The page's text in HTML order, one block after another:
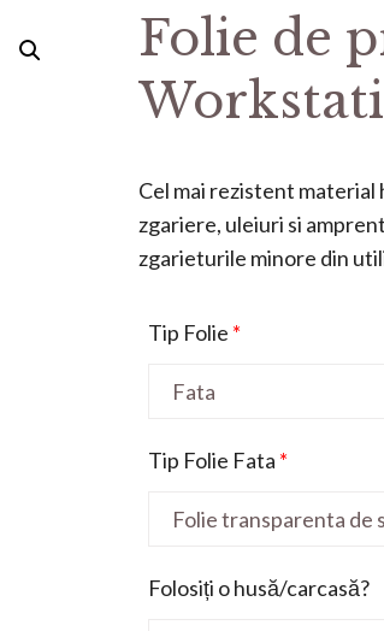
Folie de
Cel mai rezistent
zgariere, uleiuri si
zgarieturile minore din
Tip Folie *
Tip Folie Fata *
Folosiți o husă/carcasă?